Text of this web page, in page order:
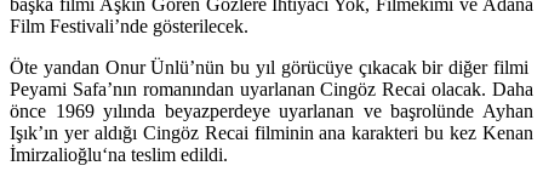
Film Festivali’nde gösterilecek.
Öte yandan Onur Ünlü’nün bu yıl görücüye çıkacak bir diğer filmi
Peyami Safa’nın romanından uyarlananCingöz Recai olacak. Daha
önce 1969 yılında beyazperdeye uyarlanan ve başrolünde Ayhan
Işık’ın yer aldığı Cingöz Recai filminin ana karakteri bu kez Kenan
İmirzalioğlu‘na teslim edildi.